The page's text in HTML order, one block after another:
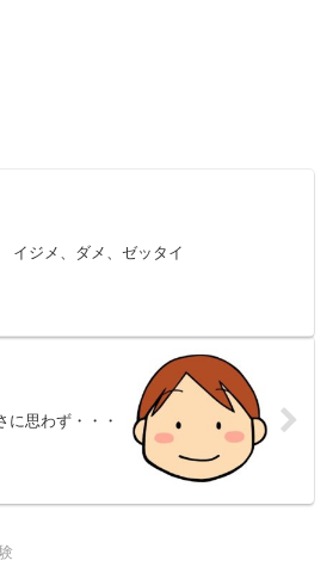
イジメ、ダメ、ゼッタイ
に思わず・・・